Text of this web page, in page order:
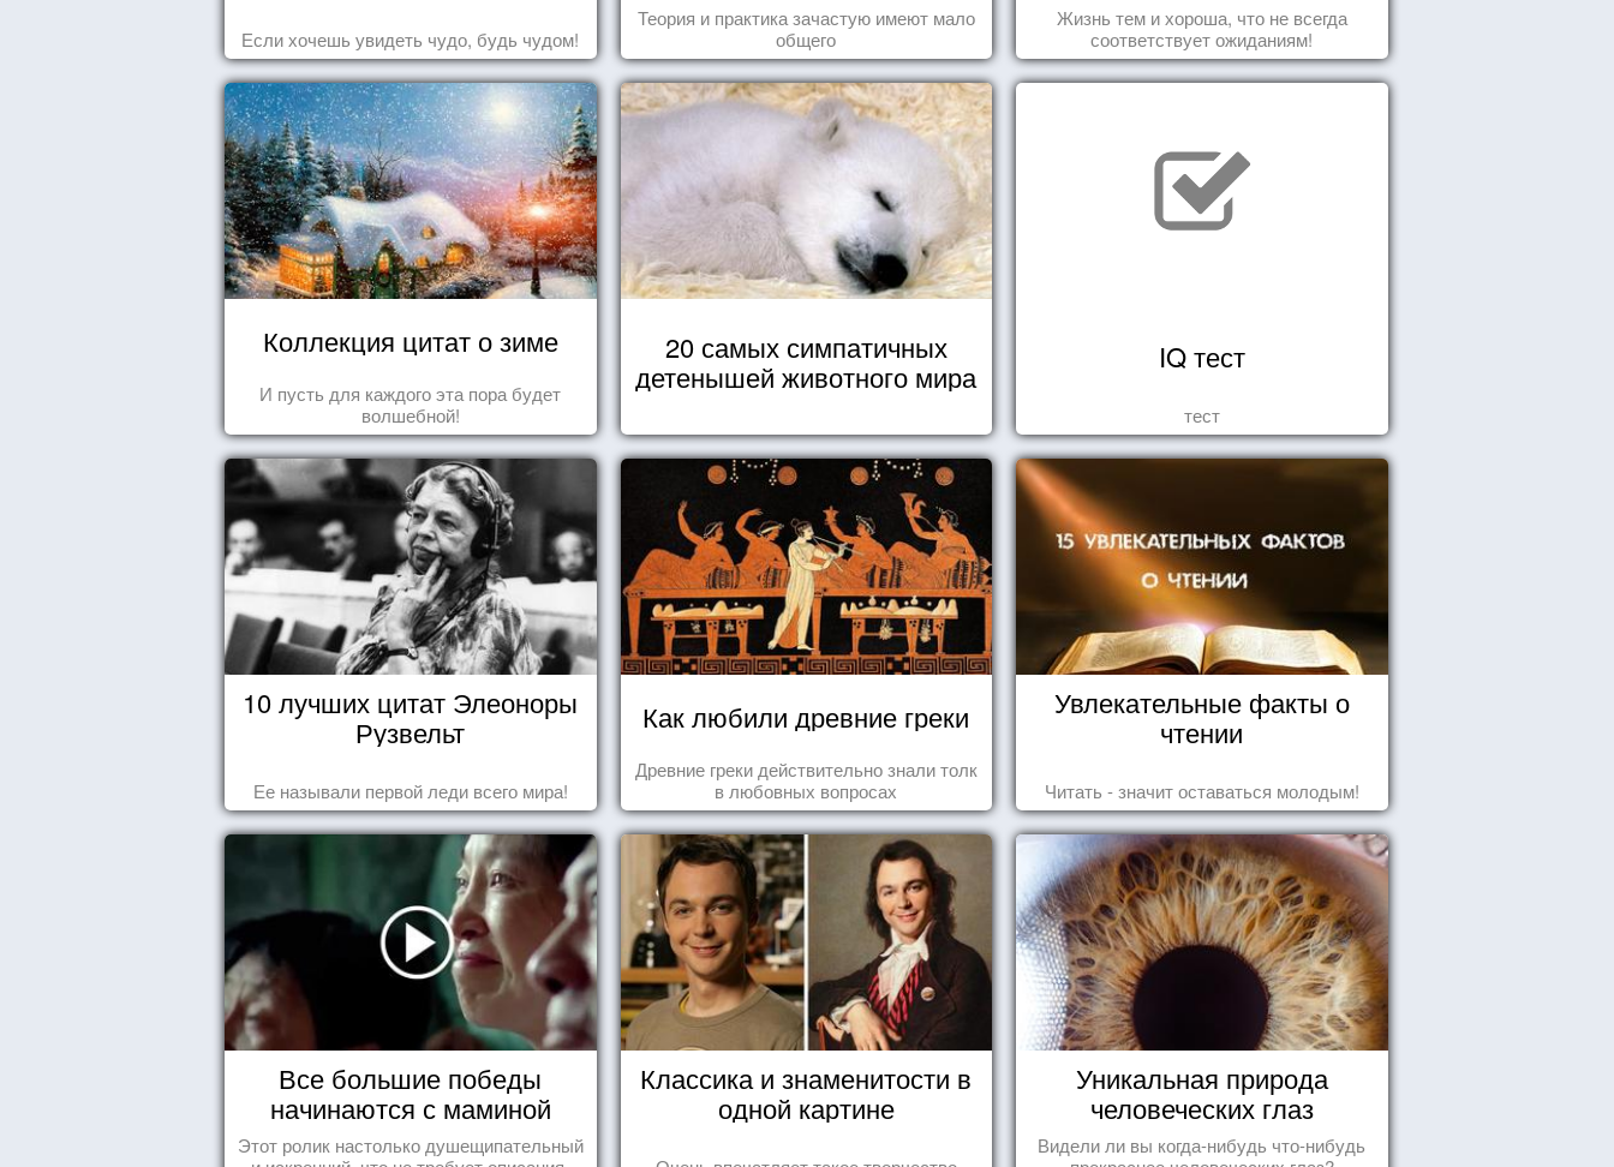
Если хочешь увидеть чудо, будь чудом!
Теория и практика зачастую имеют мало
общего
Жизнь тем и хороша, что не всегда
соответствует ожиданиям!
Коллекция цитат о зиме
И пусть для каждого эта пора будет
волшебной!
20 самых симпатичных
детенышей животного мира
IQ тест
тест
10 лучших цитат Элеоноры
Рузвельт
Ее называли первой леди всего мира!
Как любили древние греки
Древние греки действительно знали толк
в любовных вопросах
Увлекательные факты о
чтении
Читать - значит оставаться молодым!
Все большие победы
начинаются с маминой
колыбели
Этот ролик настолько душещипательный
Классика и знаменитости в
одной картине
Уникальная природа
человеческих глаз
Видели ли вы когда-нибудь что-нибудь